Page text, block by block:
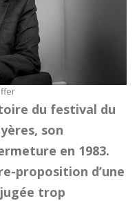
du festival du
son
en 1983.
proposition d’une
trop